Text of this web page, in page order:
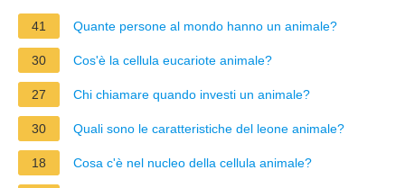
41 Quante persone al mondo hanno un animale?
30 Cos'è la cellula eucariote animale?
27 Chi chiamare quando investi un animale?
30 Quali sono le caratteristiche del leone animale?
18 Cosa c'è nel nucleo della cellula animale?